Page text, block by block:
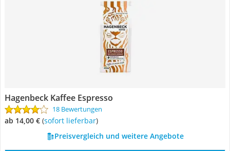
Hagenbeck Kaffee Espresso
18 Bewertungen
ab 14,00 € ( Sofort lieferbar)
Preisvergleich und weitere Angebote